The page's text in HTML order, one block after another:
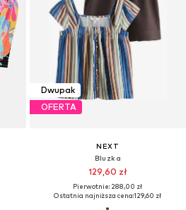
Dwupak
OFERTA
NEXT
Bluzka
129,60 zł
Pierwotnie: 288,00 zł
Ostatnia najniższa cena:129,60 zł